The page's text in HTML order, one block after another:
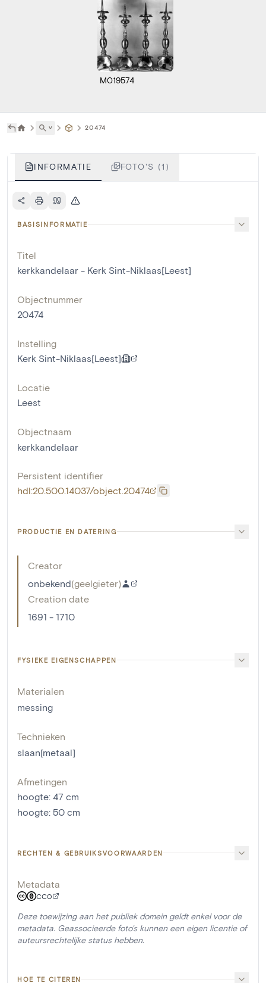
M019574
˅ 20474
INFORMATIE FOTO'S (1)
BASISINFORMATIE
Titel
kerkkandelaar - Kerk Sint-Niklaas[Leest]
Objectnummer
20474
Instelling
Kerk Sint-Niklaas[Leest]
Locatie
Leest
Objectnaam
kerkkandelaar
Persistent identifier
hdl:20.500.14037/object.20474
PRODUCTIE EN DATERING
Creator
onbekend(geelgieter)
Creation date
1691 - 1710
FYSIEKE EIGENSCHAPPEN
Materialen
messing
Technieken
slaan[metaal]
Afmetingen
hoogte: 47 cm
hoogte: 50 cm
RECHTEN & GEBRUIKSVOORWAARDEN
Metadata
CC0
Deze toewijzing aan het publiek domein geldt enkel voor de
metadata. Geassocieerde foto's kunnen een eigen licentie of
auteursrechtelijke status hebben.
HOE TE CITEREN